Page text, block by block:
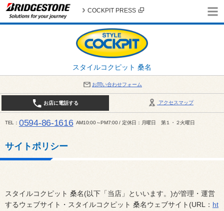
スタイルコクピット 桑名
COCKPIT PRESS
お問い合わせフォーム
アクセスマップ
お店に電話する
TEL 0594-86-1616 AM10:00～PM7:00 / 定休日：月曜日 第１・２火曜日
サイトポリシー
スタイルコクピット 桑名(以下「当店」といいます。)が管理・運営
するウェブサイト・スタイルコクピット 桑名ウェブサイト(URL： ht